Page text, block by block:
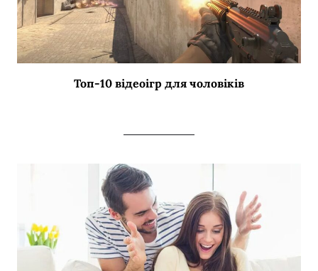
Топ-10 відеоігр для чоловіків